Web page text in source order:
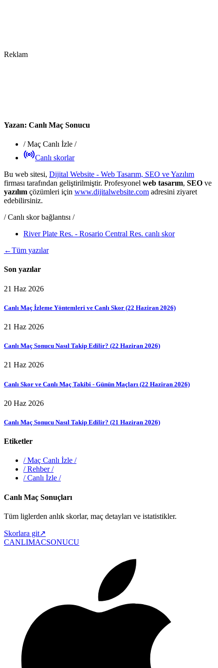
Reklam
Yazan: Canlı Maç Sonucu
/Maç Canlı İzle /
Canlı skorlar
Bu web sitesi, Dijital Website - Web Tasarım, SEO ve Yazılım
firması tarafından geliştirilmiştir. Profesyonel web tasarım, SEO ve
yazılım çözümleri için www.dijitalwebsite.com adresini ziyaret
edebilirsiniz.
/ Canlı skor bağlantısı /
River Plate Res. - Rosario Central Res. canlı skor
←Tüm yazılar
Son yazılar
21 Haz 2026
Canlı Maç İzleme Yöntemleri ve Canlı Skor (22 Haziran 2026)
21 Haz 2026
Canlı Maç Sonucu Nasıl Takip Edilir? (22 Haziran 2026)
21 Haz 2026
Canlı Skor ve Canlı Maç Takibi - Günün Maçları (22 Haziran 2026)
20 Haz 2026
Canlı Maç Sonucu Nasıl Takip Edilir? (21 Haziran 2026)
Etiketler
/Maç Canlı İzle /
/Rehber/
/Canlı İzle /
Canlı Maç Sonuçları
Tüm liglerden anlık skorlar, maç detayları ve istatistikler.
Skorlara git↗
CANLIMACSONUCU